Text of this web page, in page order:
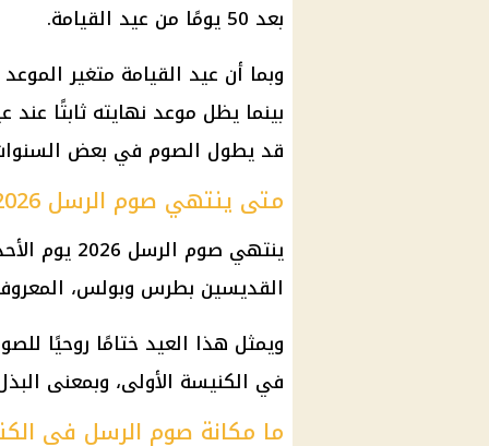
بعد 50 يومًا من عيد القيامة.
وبما أن عيد القيامة متغير
بينما يظل موعد نهايته ثابتًا عند
قد يطول الصوم في بعض
متى ينتهي صوم الرسل 2026؟
ينتهي صوم الرسل
القديسين بطرس وبولس،
ويمثل هذا العيد ختامًا روحيًا
في الكنيسة الأولى، وبمعنى
ما مكانة صوم الرسل في